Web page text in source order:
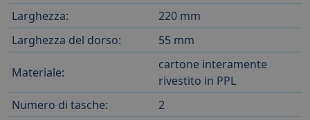
Larghezza:
220 mm
Larghezza del dorso:
55 mm
Materiale:
cartone interamente
rivestito in PPL
Numero di tasche:
2